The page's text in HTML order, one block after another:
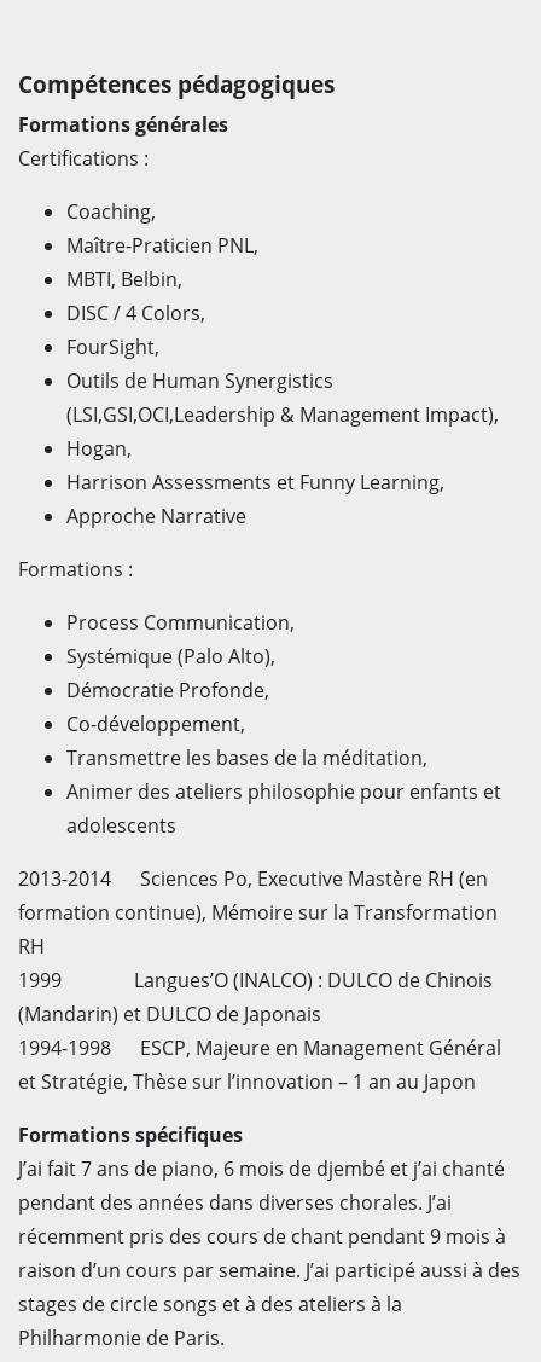
Compétences pédagogiques
Formations générales
Certifications :
Coaching,
Maître-Praticien PNL,
MBTI, Belbin,
DISC / 4 Colors,
FourSight,
Outils de Human Synergistics
(LSI,GSI,OCI,Leadership & Management Impact),
Hogan,
Harrison Assessments et Funny Learning,
Approche Narrative
Formations :
Process Communication,
Systémique (Palo Alto),
Démocratie Profonde,
Co-développement,
Transmettre les bases de la méditation,
Animer des ateliers philosophie pour enfants et
adolescents
2013-2014 Sciences Po, Executive Mastère RH (en
formation continue), Mémoire sur la Transformation
RH
1999 Langues’O (INALCO) : DULCO de Chinois
(Mandarin) et DULCO de Japonais
1994-1998 ESCP, Majeure en Management Général
et Stratégie, Thèse sur l’innovation – 1 an au Japon
Formations spécifiques
J’ai fait 7 ans de piano, 6 mois de djembé et j’ai chanté
pendant des années dans diverses chorales. J’ai
récemment pris des cours de chant pendant 9 mois à
raison d’un cours par semaine. J’ai participé aussi à des
stages de circle songs et à des ateliers à la
Philharmonie de Paris.